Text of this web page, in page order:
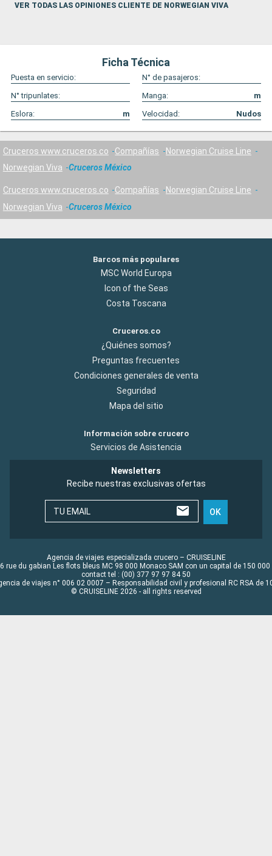
VER TODAS LAS OPINIONES CLIENTE DE NORWEGIAN VIVA
Ficha Técnica
Puesta en servicio:
N° de pasajeros:
N° tripunlates:
Manga:
m
Eslora:
m Velocidad: Nudos
Cruceros www.cruceros.co Compañías
Norwegian Cruise Line
Norwegian Viva
Cruceros México
Cruceros www.cruceros.co Compañías
Norwegian Cruise Line
Norwegian Viva
Cruceros México
Barcos más populares
MSC World Europa
Icon of the Seas
Costa Toscana
Cruceros.co
¿Quiénes somos?
Preguntas frecuentes
Condiciones generales de venta
Seguridad
Mapa del sitio
Información sobre crucero
Servicios de Asistencia
Newsletters
Recibe nuestras exclusivas ofertas
TU EMAIL OK
Agencia de viajes especializada crucero – CRUISELINE
rue du gabian Les flots bleus MC 98 000 Monaco SAM con un capital de 150 000
contact tel : (00) 377 97 97 84 50
de viajes n° 006 02 0007 – Responsabilidad civil y profesional RC RSA de
© CRUISELINE 2026 - all rights reserved